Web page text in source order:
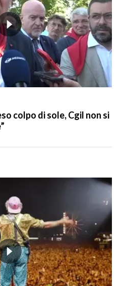
colpo di sole, Cgil non si